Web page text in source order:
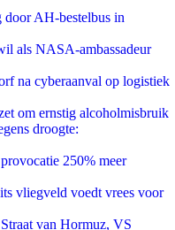
AH-bestelbus in
als NASA-ambassadeur
na cyberaanval op logistiek
om ernstig alcoholmisbruik
droogte:
250% meer
vliegveld voedt vrees voor
van Hormuz, VS